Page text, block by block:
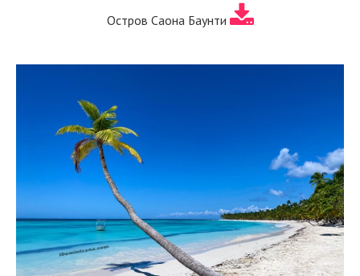
Остров Саона Баунти